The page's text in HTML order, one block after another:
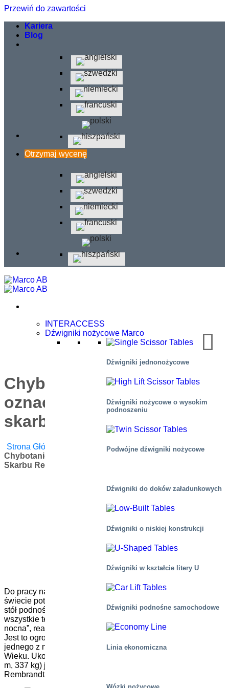
Przewiń do zawartości
Kariera
Blog
Otrzymaj wycenę
INTERACCESS
Dźwigniki nożycowe Marco
Dźwigniki jednonożycowe
Dźwigniki nożycowe o wysokim
podnoszeniu
Podwójne dźwigniki nożycowe
Dźwigniki do doków załadunkowych
Dźwigniki o niskiej konstrukcji
Dźwigniki w kształcie litery U
Dźwigniki podnośne samochodowe
Linia ekonomiczna
Chybotanie o 1 mm może
oznaczać katastrofę dla
skarbu Rembrandta
Strona Główna Aplikacje , Produkty /
Chybotanie O 1 Mm Może Oznaczać Katastrofę Dla
Skarbu Rembrandta
Do pracy nad jednym z największych skarbów sztuki na
świecie potrzebne są stabilne ręce, stabilny sprzęt i stabilny
stół podnośny: Strażą nocną Rembrandta. Na szczęście
wszystkie te elementy są dostępne w ramach operacji „Straż
nocna”, realizowanej obecnie w Rijksmuseum w Holandii.
Jest to ogromny projekt mający na celu odrestaurowanie
jednego z najsłynniejszych dzieł holenderskiego Złotego
Wieku. Ukończony w 1642 roku, ogromny obraz (3,79 x 4,53
m, 337 kg) jest jednym z najbardziej lubianych dzieł
Rembrandta.